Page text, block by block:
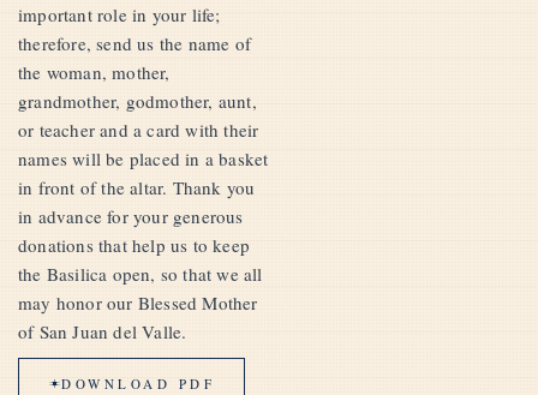
important role in your life;
therefore, send us the name of
the woman, mother,
grandmother, godmother, aunt,
or teacher and a card with their
names will be placed in a basket
in front of the altar. Thank you
in advance for your generous
donations that help us to keep
the Basilica open, so that we all
may honor our Blessed Mother
of San Juan del Valle.
DOWNLOAD PDF